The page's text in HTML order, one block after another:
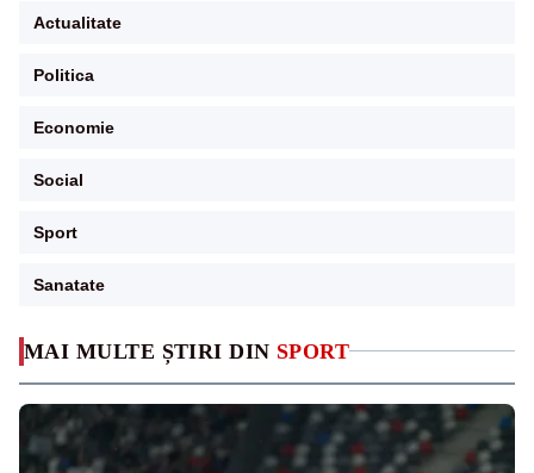
MAI MULTE ȘTIRI DIN SPORT
Actualitate
Politica
Economie
Social
Sport
Sanatate